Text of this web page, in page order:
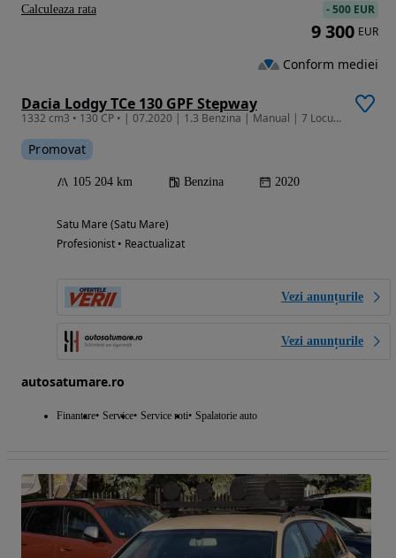
Dacia Lodgy TCe 130 GPF Stepway
1332 cm3 • 130 CP • | 07.2020 | 1.3 Benzina | Manual | 7 Locuri | Stepway | Garantie |
Promovat
105 204 km Benzina 2020
Satu Mare (Satu Mare)
Profesionist • Reactualizat
Vezi anunțurile
Vezi anunțurile
autosatumare.ro
Finantare Service Service roti Spalatorie auto
-500 EUR
9 300 EUR
Conform mediei
Calculeaza rata